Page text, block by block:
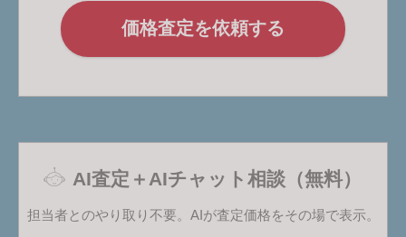
価格査定を依頼する
AI査定＋AIチャット相談（無料）
担当者とのやり取り不要。AIが査定価格をその場で表示。